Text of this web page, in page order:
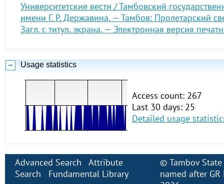
Университетские вести / Тамбовский
имени Г. Р. Державина. — Тамбов: Пролетарский
Загл. с титул. экрана. — Электронная версия
Usage statistics
Access count: 267
Last 30 days: 25
Detailed usage
Advanced Search
Attribute
Search
Fundamental Library
© Tambov
named after